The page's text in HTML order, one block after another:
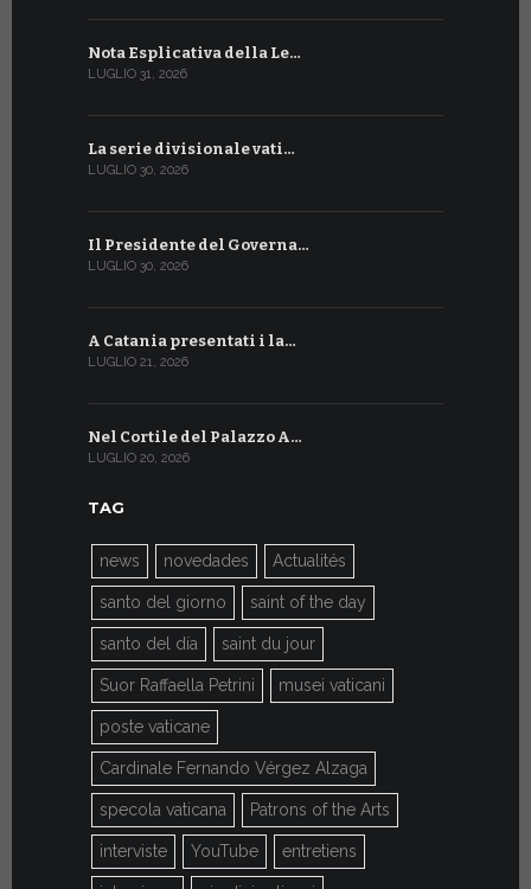
Nota Esplicativa della Le…
LUGLIO 31, 2026
La serie divisionale vati…
LUGLIO 30, 2026
Il Presidente del Governa…
LUGLIO 30, 2026
A Catania presentati i la…
LUGLIO 21, 2026
Nel Cortile del Palazzo A…
LUGLIO 20, 2026
TAG
news novedades Actualités
santo del giorno saint of the day
santo del día saint du jour
Suor Raffaella Petrini musei vaticani
poste vaticane
Cardinale Fernando Vérgez Alzaga
specola vaticana Patrons of the Arts
interviste YouTube entretiens